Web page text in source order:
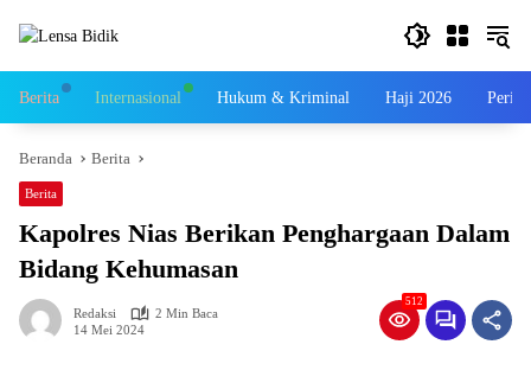
Berita Internasional Hukum & Kriminal Haji 2026
Beranda Berita
Berita
Kapolres Nias Berikan Penghargaan Dalam
Bidang Kehumasan
Redaksi
2 Min Baca
14 Mei 2024
512